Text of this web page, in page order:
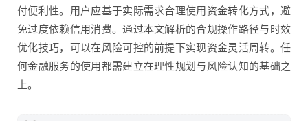
付便利性。用户应基于实际需求合理使用资金转化方式，避
免过度依赖信用消费。通过本文解析的合规操作路径与时效
优化技巧，可以在风险可控的前提下实现资金灵活周转。任
何金融服务的使用都需建立在理性规划与风险认知的基础之
上。